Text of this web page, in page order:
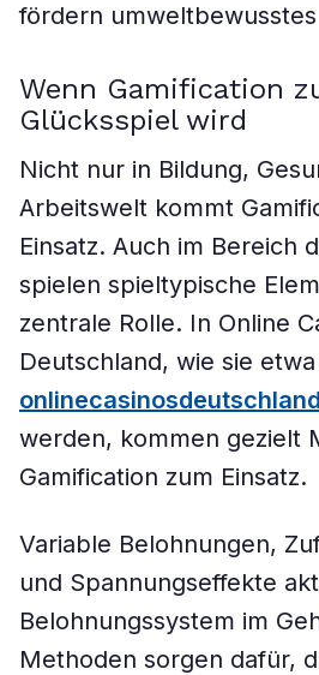
fördern
Wenn Gamification
Glücksspiel wird
Nicht nur in Bildung,
Arbeitswelt kommt
Einsatz. Auch im Bereich
spielen spieltypische
zentrale Rolle. In Online
Deutschland, wie sie
werden, kommen gezielt
Gamification zum Einsatz.
Variable Belohnungen,
und Spannungseffekte
Belohnungssystem im
Methoden sorgen dafür,